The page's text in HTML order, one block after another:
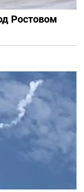
Ростовом